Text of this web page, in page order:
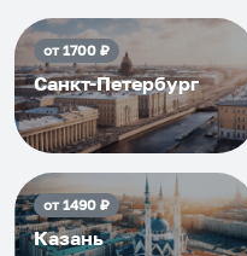
от1700₽
Санкт-Петербург
от1490₽
Казань